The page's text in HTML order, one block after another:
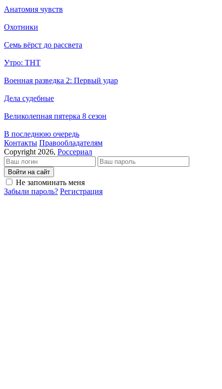
Анатомия чувств
Охотники
Семь вёрст до рассвета
Утро: ТНТ
Военная разведка 2: Первый удар
Дела судебные
Великолепная пятерка 8 сезон
В последнюю очередь
Кон­так­ты Пра­во­об­ла­да­те­лям
Copyright 2026, Россериал
Войти на сайт
Не запоминать меня
Забыли пароль? Регистрация